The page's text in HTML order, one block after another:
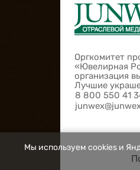
Оргкомитет
«Ювелирная
организация
Лучшие
8 800 550 41
Мы используем cookies и